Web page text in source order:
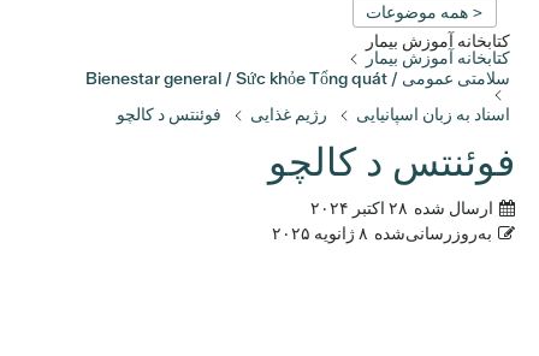
< همه موضوعات
کتابخانه آموزش بیمار
کتابخانه آموزش بیمار
سلامتی عمومی / Bienestar general / Sức khỏe Tổng quát
اسناد به زبان اسپانیایی
رژیم غذایی فوئنتس د کالچو
فوئنتس د کالچو
ارسال شده ۲۸ اکتبر ۲۰۲۴
به‌روزرسانی‌شده ۸ ژانویه ۲۰۲۵